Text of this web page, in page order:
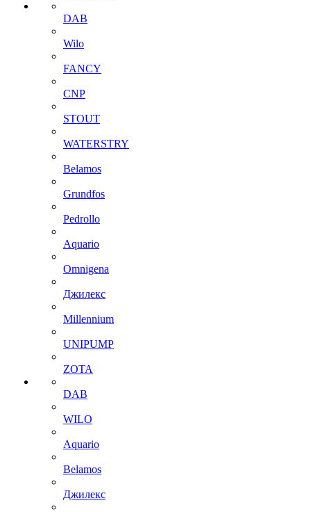
DAB
Wilo
FANCY
CNP
STOUT
WATERSTRY
Belamos
Grundfos
Pedrollo
Aquario
Omnigena
Джилекс
Millennium
UNIPUMP
ZOTA
DAB
WILO
Aquario
Belamos
Джилекс